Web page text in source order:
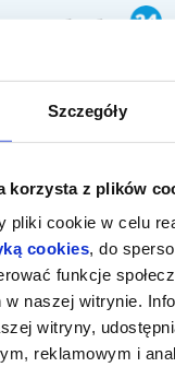
Szczegóły
korzysta z plików
pliki cookie w celu
cookies, do
funkcje
w naszej witrynie.
witryny,
reklamowym i
OPERA I BALET
line została